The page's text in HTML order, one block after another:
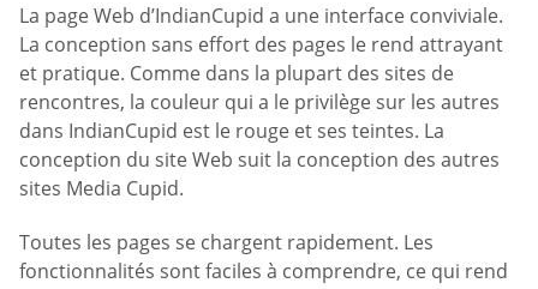
La page Web d’IndianCupid a une interface conviviale.
La conception sans effort des pages le rend attrayant
et pratique. Comme dans la plupart des sites de
rencontres, la couleur qui a le privilège sur les autres
dans IndianCupid est le rouge et ses teintes. La
conception du site Web suit la conception des autres
sites Media Cupid.
Toutes les pages se chargent rapidement. Les
fonctionnalités sont faciles à comprendre, ce qui rend